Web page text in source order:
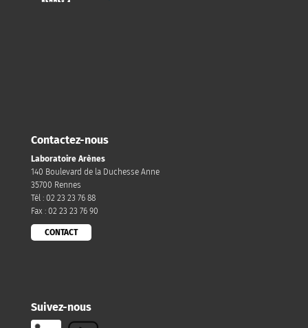
Contactez-nous
Laboratoire Arènes
140 Boulevard de la Duchesse Anne
35700 Rennes
Tél : 02 23 23 76 88
Fax : 02 23 23 76 90
CONTACT
Suivez-nous